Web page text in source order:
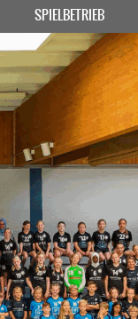
SPIELBETRIEB